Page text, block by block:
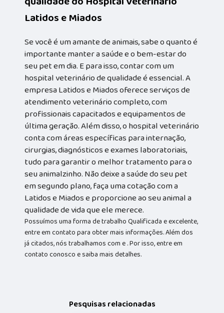
Latidos e Miados
Se você é um amante de animais, sabe o quanto é
importante manter a saúde e o bem-estar do
seu pet em dia. E para isso, contar com um
hospital veterinário de qualidade é essencial. A
empresa Latidos e Miados oferece serviços de
atendimento veterinário completo, com
profissionais capacitados e equipamentos de
última geração. Além disso, o hospital veterinário
conta com áreas específicas para internação,
cirurgias, diagnósticos e exames laboratoriais,
tudo para garantir o melhor tratamento para o
seu animalzinho. Não deixe a saúde do seu pet
em segundo plano, faça uma cotação com a
Latidos e Miados e proporcione ao seu animal a
qualidade de vida que ele merece.
Possuímos uma forma de trabalho Qualificada e excelente,
entre em contato para obter mais informações. Além dos
já citados, nós trabalhamos com e . Por isso, entre em
contato conosco e saiba mais detalhes.
Pesquisas relacionadas